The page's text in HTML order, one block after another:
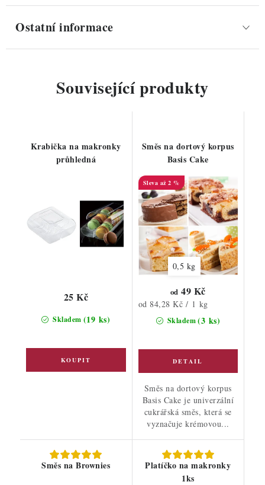
Ostatní informace
Související produkty
Krabička na makronky
průhledná
Skladem (19 ks)
25 Kč
Směs na dortový korpus
Basis Cake
až 2 %
0,5 kg
Skladem(3 ks)
od 49 Kč
Měrná
od 84,28 Kč / 1 kg
Směs na dortový korpus
Basis Cake je univerzální
cukrářská směs, která se
vyznačuje krémovou...
Směs na Brownies
Platíčko na makronky
1ks